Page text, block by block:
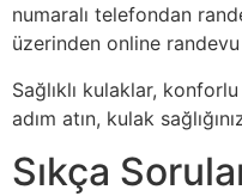
numaralı telefondan
üzerinden online
Sağlıklı kulaklar,
adım atın, kulak
Sıkça